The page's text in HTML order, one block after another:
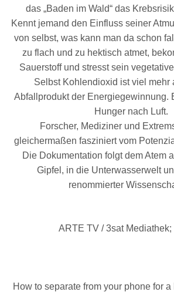
das „Baden im Wald“ das
Kennt jemand den Einfluss seiner
von selbst, was kann man da schon
zu flach und zu hektisch atmet,
Sauerstoff und stresst sein
Selbst Kohlendioxid ist viel mehr
Abfallprodukt der Energiegewinnung.
Hunger nach Luft.
Forscher, Mediziner und
gleichermaßen fasziniert vom
Die Dokumentation folgt dem Atem
Gipfel, in die Unterwasserwelt
renommierter
ARTE TV / 3sat Mediathek;
How to separate from your phone for